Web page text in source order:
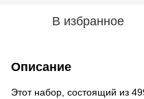
В избранное
Описание
Этот набор, состоящий из